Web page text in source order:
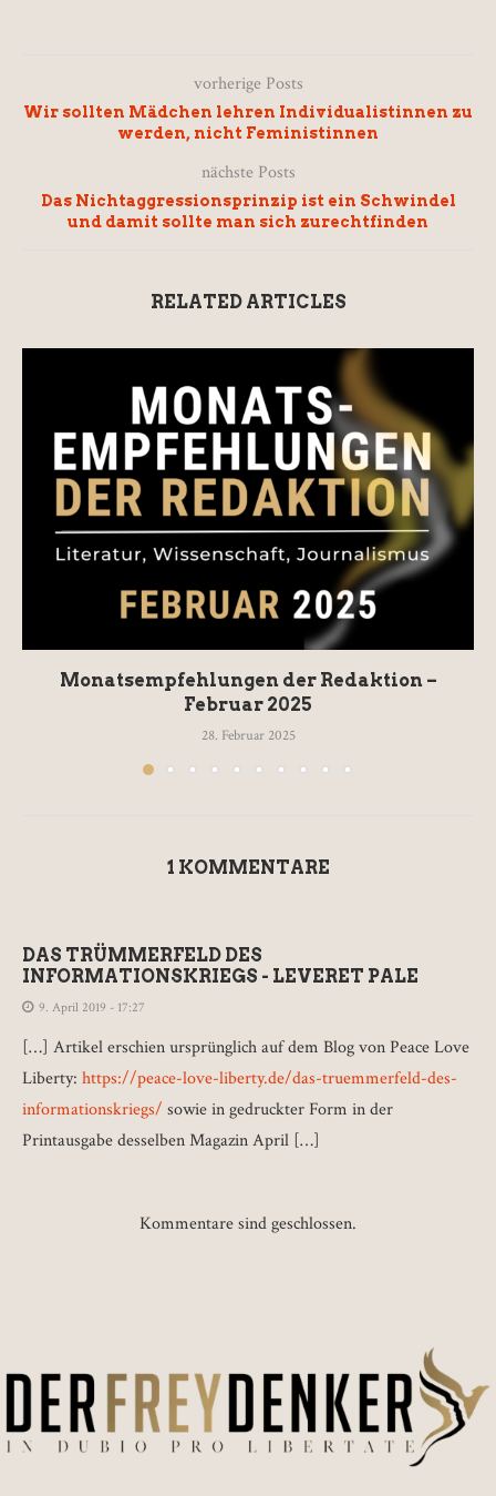
vorherige Posts
Wir sollten Mädchen lehren Individualistinnen zu
werden, nicht Feministinnen
nächste Posts
Das Nichtaggressionsprinzip ist ein Schwindel
und damit sollte man sich zurechtfinden
RELATED ARTICLES
Monatsempfehlungen der Redaktion –
Februar 2025
28. Februar 2025
1 KOMMENTARE
DAS TRÜMMERFELD DES
INFORMATIONSKRIEGS - LEVERET PALE
9. April 2019 - 17:27
[…] Artikel erschien ursprünglich auf dem Blog von Peace Love
Liberty: https://peace-love-liberty.de/das-truemmerfeld-des-
informationskriegs/ sowie in gedruckter Form in der
Printausgabe desselben Magazin April […]
Kommentare sind geschlossen.